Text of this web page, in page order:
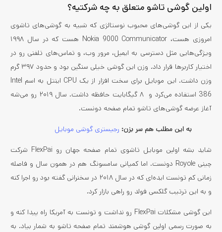
اولین گوشی تاشو متعلق به چه شرکتیه؟
یکی از این گوشی‌های محبوب نوستالژی‌ که شبیه به گوشی‌های تاشوی
امروزی هست، Nokia 9000 Communicator هست که در سال ۱۹۹۸
ویژگی‌هایی مثل دسترسی به ایمیل، مرور وب، و تماس‌‌های تلفنی رو در
اختیار کاربرها قرار داد. وزن این گوشی خیلی سنگین بود و حدود ۳۹۷ گرم
وزن داشت. این موبایل برای سخت افزار از یک CPU اینتل به اسم Intel
386 استفاده می‌کرد و ۸ گیگابایت حافظه داشت. سال ۲۰۱۹ رو می‌شه
آغاز عرضه گوشی‌های تاشو تمام صفحه دونست.
به این مطلب هم سر بزن: رجیستری گوشی موبایل
شاید بشه اولین موبایل تاشوی تمام صفحه جهان رو FlexPai شرکت
چینی Royole دونست. اما کمپانی سامسونگ هم در همون سال و فاصله
زمانی کم تونست ایده‌ای که در سال ۲۰۱۸ در سخنرانی گفته بود رو اجرا کنه
و به این ترتیب گلکسی فولد رو راهی بازار کرد.
این گوشی مشکلات FlexPai رو نداشت و تونست به آمریکا راه پیدا کنه و
به صورت رسمی اولین گوشی هوشمند تمام صفحه تاشو به شمار بیاد. به